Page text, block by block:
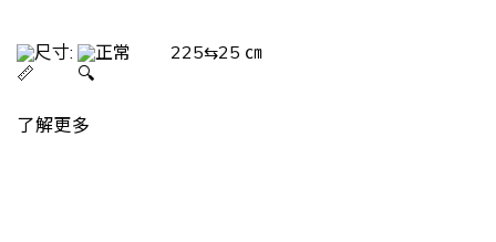
尺寸: 正常         225⇆25 ㎝
了解更多